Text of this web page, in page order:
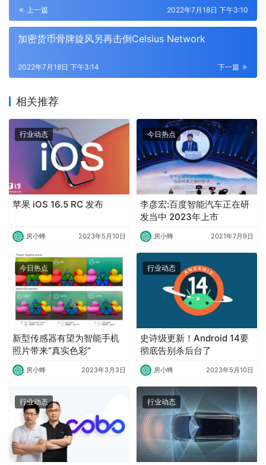
上一篇 2022年7月18日 下午3:10
加密货币骨牌旋风另再击倒Celsius Network
下一篇
2022年7月18日 下午3:14
相关推荐
行业动态
苹果 iOS 16.5 RC 发布
房小蜂 2023年5月10日
今日热点
李彦宏:百度智能汽车正在研
发当中 2023年上市
房小蜂 2021年7月9日
今日热点
新型传感器有望为智能手机
照片带来“真实色彩”
房小蜂 2023年3月3日
行业动态
史诗级更新！Android 14要
彻底告别杀后台了
房小蜂 2023年5月10日
行业动态 行业动态